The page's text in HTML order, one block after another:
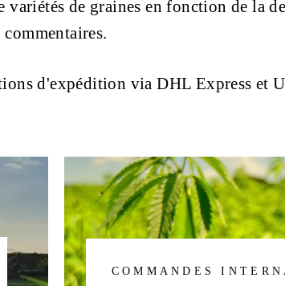
de graines en fonction de la
commentaires.
d'expédition via DHL Express et
COMMANDES